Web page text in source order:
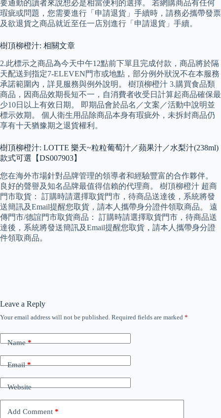
要通勤的讀者來說想必是相當便利的選擇。 若網購商品有任何
瑕疵或問題，您需要進行「申請退貨」手續時，請務必攜帶發票
及欲退貨之商品就近至任一店別進行「申請退貨」手續。
樹頂柳橙汁: 相關文章
2.此標示之商品為今天中午12點前下單且完成付款，商品將於隔
天配送到指定7-ELEVEN門市或地點，部分例外狀況不在本服務
承諾範圍內，詳見服務與例外說明。 樹頂柳橙汁 3.購買食品類
商品，因商品效期長短不一，自消費者收受日計算起商品確保最
少10日以上有效日期。 即期品會於品名／文案／活動中說明並
標示效期。 個人衛生用品除商品本身有瑕疵外，未拆封商品仍
享有十天猶豫期之退貨權利。
樹頂柳橙汁: LOTTE 樂天~粒粒葡萄汁／蘋果汁／水梨汁(238ml)
款式可選【DS007903】
您在海外市場針對品牌管理的領導者和經驗豐富的合作夥伴。
良好的聲譽及知名品牌最值得信賴的代理商。 樹頂柳橙汁 超商
門市取貨： 訂購時請選擇取貨門市，待商品送達後，系統將發
送簡訊及Email提醒您取貨，請本人攜帶身分證件領取商品。 遠
傳門市/德誼門市取貨商品： 訂購時請選擇取貨門市，待商品送
達後，系統將發送簡訊及Email提醒您取貨，請本人攜帶身分證
件領取商品。
Leave a Reply
Your email address will not be published. Required fields are marked *
Name*
Email*
Website
Add Comment *